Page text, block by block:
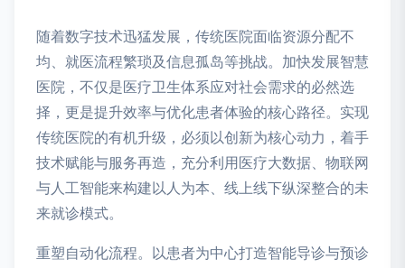
随着数字技术迅猛发展，传统医院面临资源分配不
均、就医流程繁琐及信息孤岛等挑战。加快发展智慧
医院，不仅是医疗卫生体系应对社会需求的必然选
择，更是提升效率与优化患者体验的核心路径。实现
传统医院的有机升级，必须以创新为核心动力，着手
技术赋能与服务再造，充分利用医疗大数据、物联网
与人工智能来构建以人为本、线上线下纵深整合的未
来就诊模式。
重塑自动化流程。以患者为中心打造智能导诊与预诊